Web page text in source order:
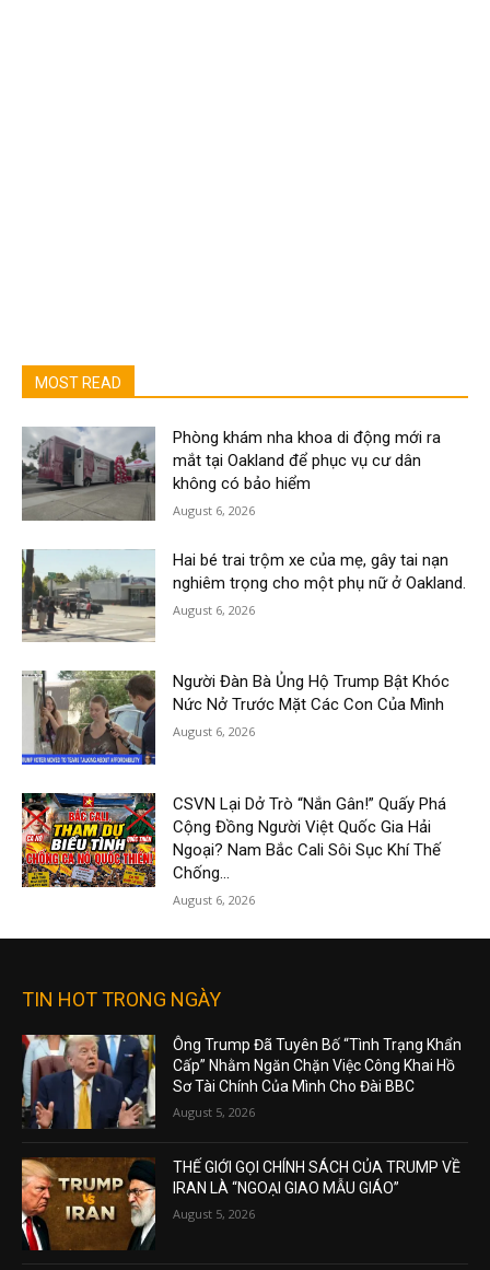
MOST READ
Phòng khám nha khoa di động mới ra
mắt tại Oakland để phục vụ cư dân
không có bảo hiểm
August 6, 2026
Hai bé trai trộm xe của mẹ, gây tai nạn
nghiêm trọng cho một phụ nữ ở Oakland.
August 6, 2026
Người Đàn Bà Ủng Hộ Trump Bật Khóc
Nức Nở Trước Mặt Các Con Của Mình
August 6, 2026
CSVN Lại Dở Trò “Nắn Gân!” Quấy Phá
Cộng Đồng Người Việt Quốc Gia Hải
Ngoại? Nam Bắc Cali Sôi Sục Khí Thế
Chống...
August 6, 2026
TIN HOT TRONG NGÀY
Ông Trump Đã Tuyên Bố “Tình Trạng Khẩn
Cấp” Nhằm Ngăn Chặn Việc Công Khai Hồ
Sơ Tài Chính Của Mình Cho Đài BBC
August 5, 2026
THẾ GIỚI GỌI CHÍNH SÁCH CỦA TRUMP VỀ
IRAN LÀ “NGOẠI GIAO MẪU GIÁO”
August 5, 2026